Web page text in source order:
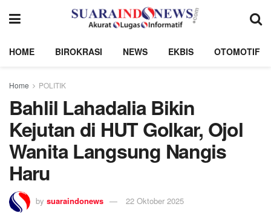
HOME BIROKRASI NEWS EKBIS OTOMOTIF
Home POLITIK
Bahlil Lahadalia Bikin
Kejutan di HUT Golkar, Ojol
Wanita Langsung Nangis
Haru
by suaraindonews 22 Oktober 2025